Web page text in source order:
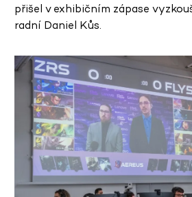
přišel v exhibičním zápase
radní Daniel Kůs.